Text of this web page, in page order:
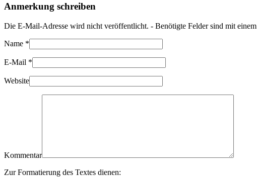
Anmerkung schreiben
Die E-Mail-Adresse wird nicht veröffentlicht. - Benötigte Felder sind mit einem
Name *
E-Mail *
Website
Kommentar
Zur Formatierung des Textes dienen: